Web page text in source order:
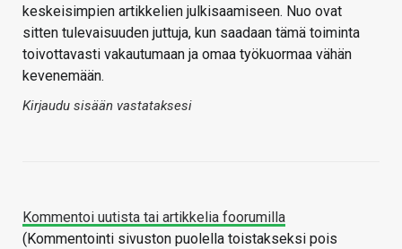
keskeisimpien artikkelien julkisaamiseen. Nuo ovat
sitten tulevaisuuden juttuja, kun saadaan tämä toiminta
toivottavasti vakautumaan ja omaa työkuormaa vähän
kevenemään.
Kirjaudu sisään vastataksesi
Kommentoi uutista tai artikkelia foorumilla
(Kommentointi sivuston puolella toistakseksi pois